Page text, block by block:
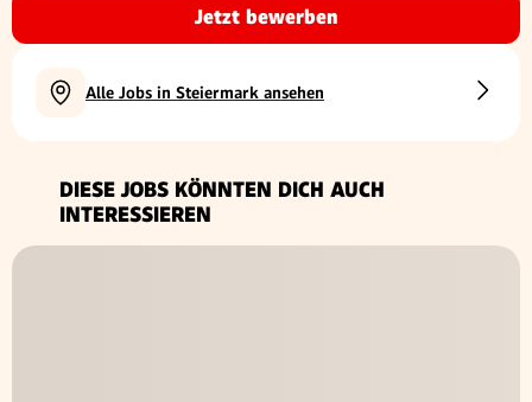
Jetzt bewerben
Alle Jobs in Steiermark ansehen
DIESE JOBS KÖNNTEN DICH AUCH
INTERESSIEREN